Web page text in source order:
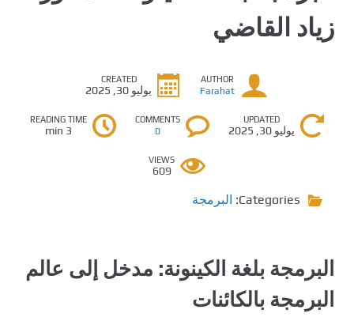
زياد القاضي
AUTHOR
Farahat
CREATED
يوليو 30, 2025
UPDATED
يوليو 30, 2025
COMMENTS
0
READING TIME
3 min
VIEWS
609
Categories: البرمجة
البرمجة بلغة الكينونة: مدخل إلى عالم
البرمجة بالكائنات